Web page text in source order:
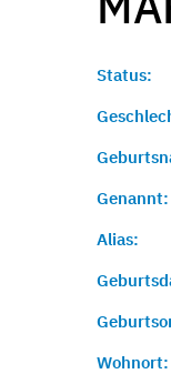
Status:
Genannt:
Alias:
Wohnort: